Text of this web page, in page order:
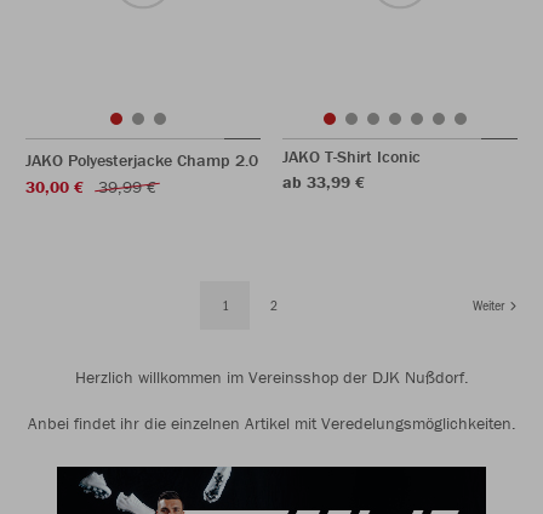
JAKO Polyesterjacke Champ 2.0
30,00 €
39,99 €
JAKO T-Shirt Iconic
ab 33,99 €
1 2 Weiter
Herzlich willkommen im Vereinsshop der DJK Nußdorf.
Anbei findet ihr die einzelnen Artikel mit Veredelungsmöglichkeiten.